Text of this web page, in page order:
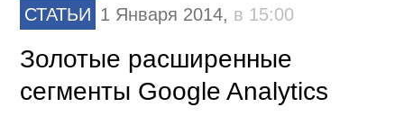
СТАТЬИ 1 Января 2014, в 15:00
Золотые расширенные
сегменты Google Analytics